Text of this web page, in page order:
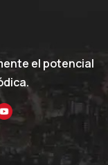
el potencial